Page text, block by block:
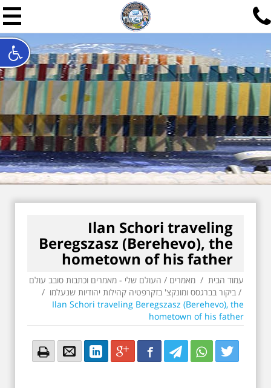
תל אביב שלי
תיור ישראלי בעריכת אילן
האתר המרכזי להיסטוריה של תל אביב ותולדות ארץ ישראל -
חייגו עכשיו:052-7747748
שלחו פנייה:ilan@mytelaviv.co.il
English עברית צור קשר
Ilan Schori traveling
Beregszasz (Berehevo), the
hometown of his father
עמוד הבית / מאמרים / העולם שלי - מאמרים וכתבות סובב עולם
/ ביקור בברגסס ומונקצ' בזקרפטיה קהילות יהודיות שנעלמו /
Ilan Schori traveling Beregszasz (Berehevo), the
hometown of his father
Twitter
Twitter
Twitter
Facebook
Google+
LinkedIn
Email
Email